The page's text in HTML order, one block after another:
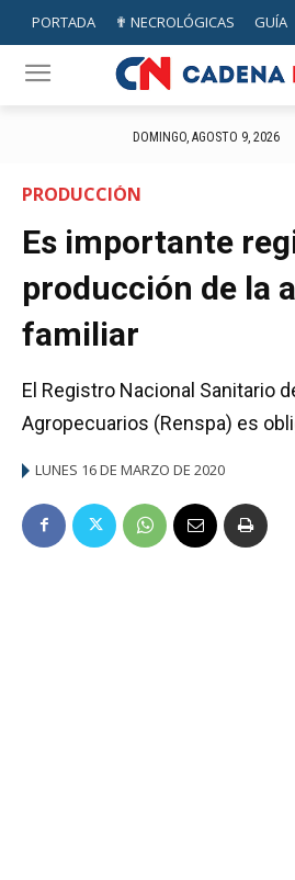
PORTADA ✟ NECROLÓGICAS GUÍA
DOMINGO, AGOSTO 9, 2026
PRODUCCIÓN
Es importante
producción de la
familiar
El Registro Nacional Sanitario
Agropecuarios (Renspa) es
LUNES 16 DE MARZO DE 2020